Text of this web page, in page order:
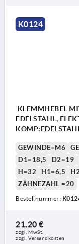
K0124
KLEMMHEBEL
EDELSTAHL,
KOMP:EDELSTAHL
GEWINDE=M6
D1=18,5
D2=19
H=32
H1=6,5
ZÄHNEZAHL =20
Bestellnummer:
21,20 €
zzgl. MwSt.
zzgl. Versandkosten